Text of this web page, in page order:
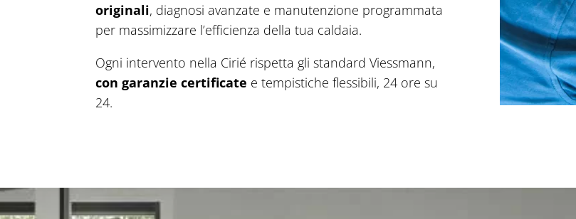
originali, diagnosi avanzate e manutenzione programmata
per massimizzare l’efficienza della tua caldaia.
Ogni intervento nella Cirié rispetta gli standard Viessmann,
con garanzie certificate e tempistiche flessibili, 24 ore su
24.